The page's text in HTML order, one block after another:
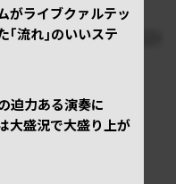
がライブクァルテッ
｢流れ｣のいいステ
迫力ある演奏に
大盛況で大盛り上が